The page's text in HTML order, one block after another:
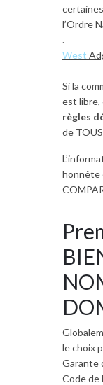
l’Ordre
.
West
Si la
est libre,
règles
de
honnête
le choix
Garante
Code de